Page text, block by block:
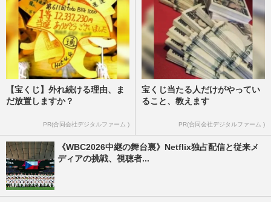
【宝くじ】外れ続ける理由、ま
だ放置しますか？
PR(合同会社デジタルファーム )
宝くじ当たる人だけがやってい
ること、教えます
PR(合同会社デジタルファーム )
《WBC2026中継の舞台裏》Netflix独占配信と従来メ
ディアの挑戦、視聴者...